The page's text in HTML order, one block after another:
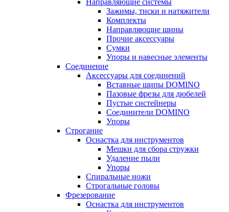
Направляющие системы
Зажимы, тиски и натяжители
Комплекты
Направляющие шины
Прочие аксессуары
Сумки
Упоры и навесные элементы
Соединение
Аксессуары для соединений
Вставные шипы DOMINO
Пазовые фрезы для дюбелей
Пустые систейнеры
Соединители DOMINO
Упоры
Строгание
Оснастка для инструментов
Мешки для сбора стружки
Удаление пыли
Упоры
Спиральные ножи
Строгальные головы
Фрезерование
Оснастка для инструментов